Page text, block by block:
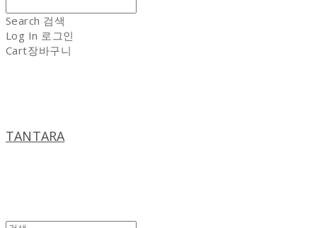
Search 검색
Log In 로그인
Cart장바구니
TANTARA